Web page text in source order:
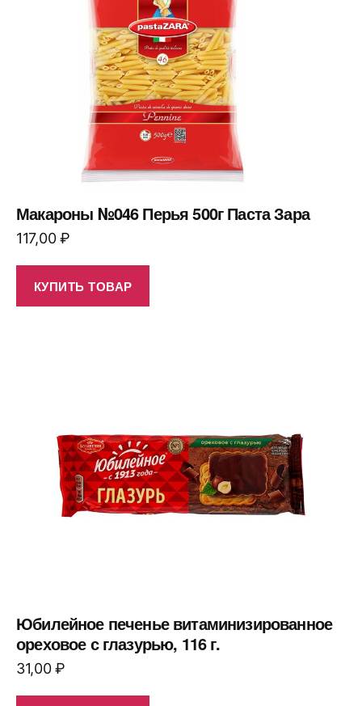
Макароны №046 Перья 500г Паста Зара
117,00₽
КУПИТЬ ТОВАР
Юбилейное печенье витаминизированное
ореховое с глазурью, 116 г.
31,00₽